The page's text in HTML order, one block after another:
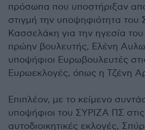
πρόσωπα που υποστήριξαν
στιγμή την υποψηφιότητα του
Κασσελάκη για την ηγεσία
πρώην βουλευτής, Ελένη
υποψήφιοι Ευρωβουλευτές
Ευρωεκλογές, όπως η Τζένη
Επιπλέον, με το κείμενο
υποψήφιοι του ΣΥΡΙΖΑ ΠΣ στις
αυτοδιοικητικές εκλογές,